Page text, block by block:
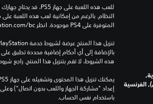
الفرنسية
المتوفرة على PS4 موجودة. انظر ‎PlayStation.com/bc لمزيد من التفاصيل.
هذه الشروط، لا تقم بتنزيل هذا المنتج. راجع
باستخدام نفس الحساب.